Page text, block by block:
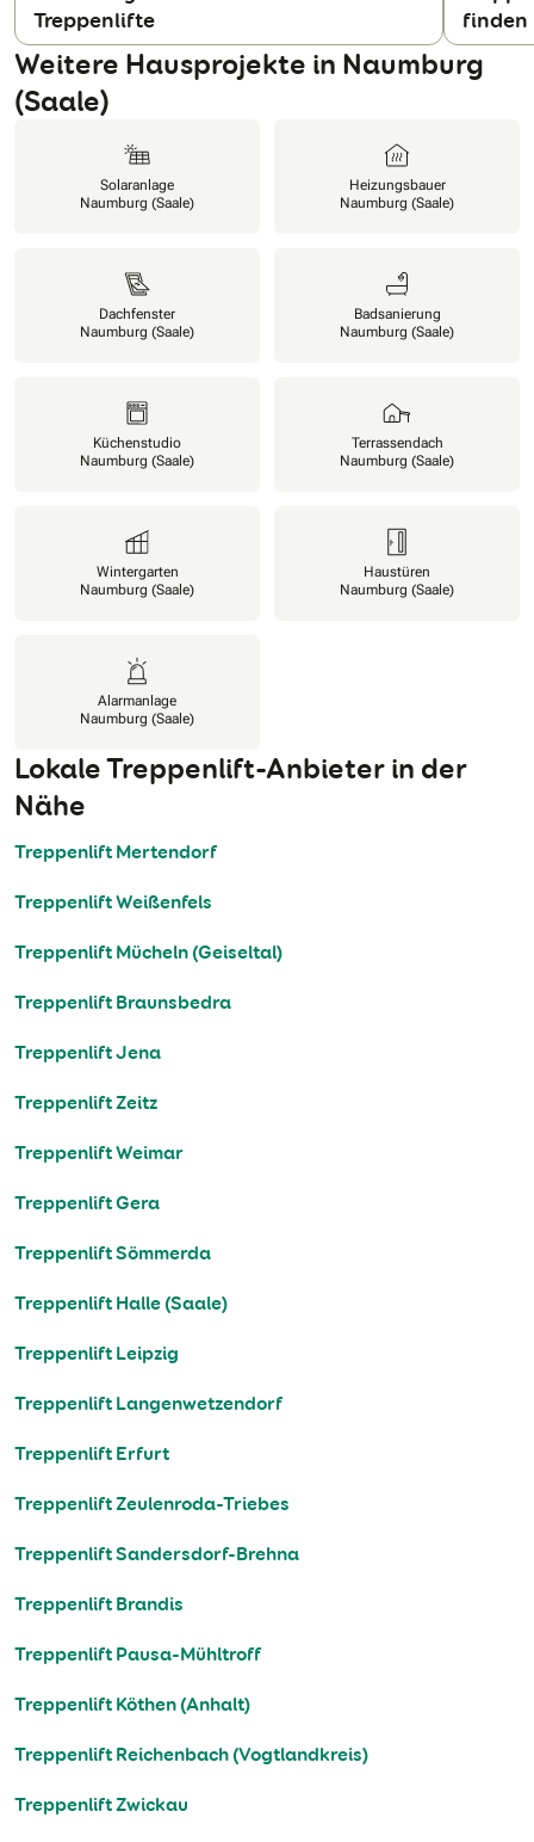
Treppenlifte
finden
Weitere Hausprojekte in Naumburg
(Saale)
Solaranlage
Naumburg (Saale)
Heizungsbauer
Naumburg (Saale)
Dachfenster
Naumburg (Saale)
Badsanierung
Naumburg (Saale)
Küchenstudio
Naumburg (Saale)
Terrassendach
Naumburg (Saale)
Wintergarten
Naumburg (Saale)
Haustüren
Naumburg (Saale)
Alarmanlage
Naumburg (Saale)
Lokale Treppenlift-Anbieter in der
Nähe
Treppenlift Mertendorf
Treppenlift Weißenfels
Treppenlift Mücheln (Geiseltal)
Treppenlift Braunsbedra
Treppenlift Jena
Treppenlift Zeitz
Treppenlift Weimar
Treppenlift Gera
Treppenlift Sömmerda
Treppenlift Halle (Saale)
Treppenlift Leipzig
Treppenlift Langenwetzendorf
Treppenlift Erfurt
Treppenlift Zeulenroda-Triebes
Treppenlift Sandersdorf-Brehna
Treppenlift Brandis
Treppenlift Pausa-Mühltroff
Treppenlift Köthen (Anhalt)
Treppenlift Reichenbach (Vogtlandkreis)
Treppenlift Zwickau